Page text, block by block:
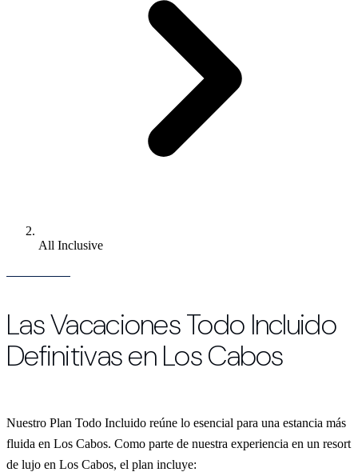
All Inclusive
Las Vacaciones Todo Incluido
Definitivas en Los Cabos
Nuestro Plan Todo Incluido reúne lo esencial para una estancia más
fluida en Los Cabos. Como parte de nuestra experiencia en un resort
de lujo en Los Cabos, el plan incluye: